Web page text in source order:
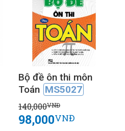
Bộ đề ôn thi môn
Toán MS5027
140,000VNĐ
98,000VNĐ